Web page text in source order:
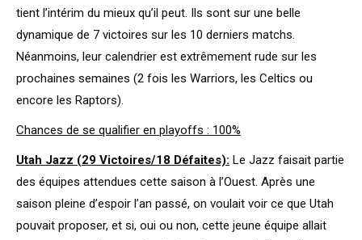
tient l’intérim du mieux qu’il peut. Ils sont sur une belle
dynamique de 7 victoires sur les 10 derniers matchs.
Néanmoins, leur calendrier est extrêmement rude sur les
prochaines semaines (2 fois les Warriors, les Celtics ou
encore les Raptors).
Chances de se qualifier en playoffs : 100%
Utah Jazz (29 Victoires/18 Défaites): Le Jazz faisait partie
des équipes attendues cette saison à l’Ouest. Après une
saison pleine d’espoir l’an passé, on voulait voir ce que Utah
pouvait proposer, et si, oui ou non, cette jeune équipe allait